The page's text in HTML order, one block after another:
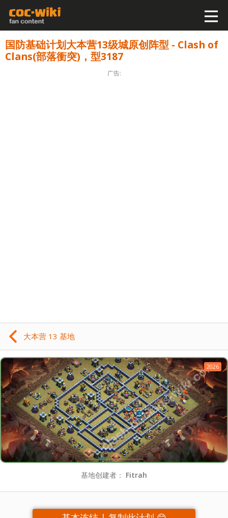
国防基础计划大本营13级城原创阵型 - Clash of
Clans(部落衝突)，型3187
广告:
大本营 13 基地
2026
基地创建者： Fitrah